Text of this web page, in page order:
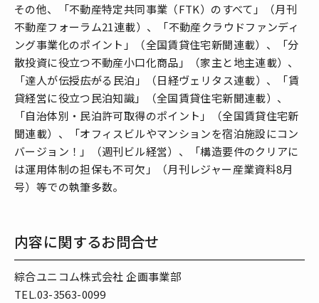
その他、「不動産特定共同事業（FTK）のすべて」（月刊
不動産フォーラム21連載）、「不動産クラウドファンディ
ング事業化のポイント」（全国賃貸住宅新聞連載）、「分
散投資に役立つ不動産小口化商品」（家主と地主連載）、
「達人が伝授――広がる民泊」（日経ヴェリタス連載）、「賃
貸経営に役立つ民泊知識」（全国賃貸住宅新聞連載）、
「自治体別・民泊許可取得のポイント」（全国賃貸住宅新
聞連載）、「オフィスビルやマンションを宿泊施設にコン
バージョン！」（週刊ビル経営）、「構造要件のクリアに
は運用体制の担保も不可欠」（月刊レジャー産業資料8月
号）等での執筆多数。
内容に関するお問合せ
綜合ユニコム株式会社 企画事業部
TEL.03-3563-0099